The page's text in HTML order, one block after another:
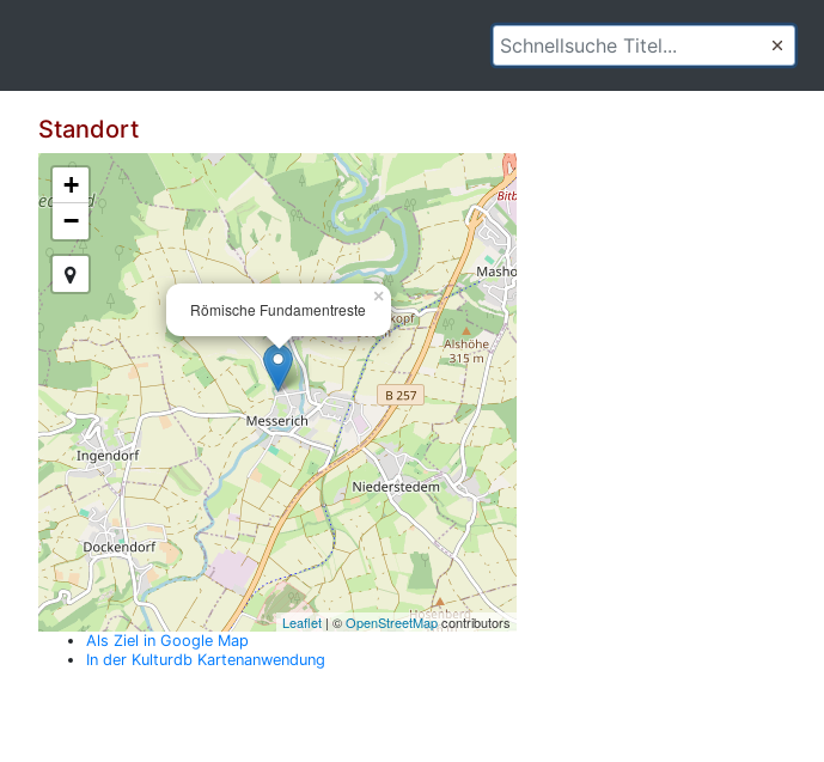
Standort
Römische Fundamentreste
×
+
−
Leaflet | ©OpenStreetMapcontributors
Als Ziel in Google Map
In der Kulturdb Kartenanwendung